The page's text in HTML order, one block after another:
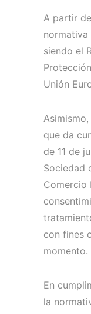
A partir
normativa
siendo el
Unión
que da
de 11 de
Sociedad
Comercio
con fines
momento.
En
la